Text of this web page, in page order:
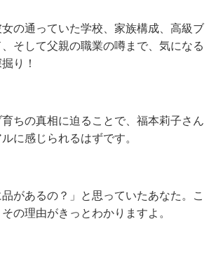
の通っていた学校、家族構成、高級ブ
そして父親の職業の噂まで、気になる
り！
ちの真相に迫ることで、福本莉子さん
に感じられるはずです。
品があるの？」と思っていたあなた。こ
の理由がきっとわかりますよ。